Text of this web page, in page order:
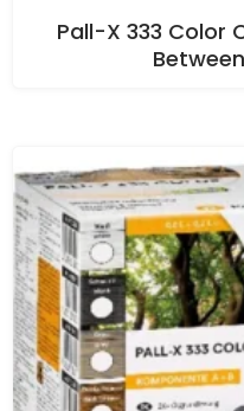
Pall-X 333 Color